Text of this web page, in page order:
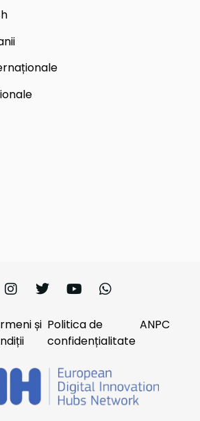
și Politica de
confidențialitate
ANPC